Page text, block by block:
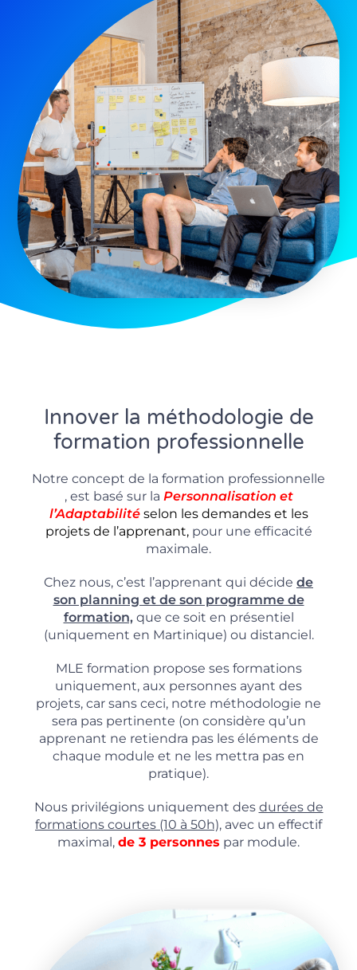
Innover la méthodologie de
formation professionnelle
Notre concept de la formation professionnelle
, est basé sur la Personnalisation et
l’Adaptabilité selon les demandes et les
projets de l’apprenant,pour une efficacité
maximale.
Chez nous, c’est l’apprenant qui décide de
son planning et de son programme de
formation,que ce soit en présentiel
(uniquement en Martinique) ou distanciel.
MLE formation propose ses formations
uniquement, aux personnes ayant des
projets, car sans ceci, notre méthodologie ne
sera pas pertinente (on considère qu’un
apprenant ne retiendra pas les éléments de
chaque module et ne les mettra pas en
pratique).
Nous privilégions uniquement des durées de
formations courtes (10 à 50h), avec un effectif
maximal, de 3 personnes par module.